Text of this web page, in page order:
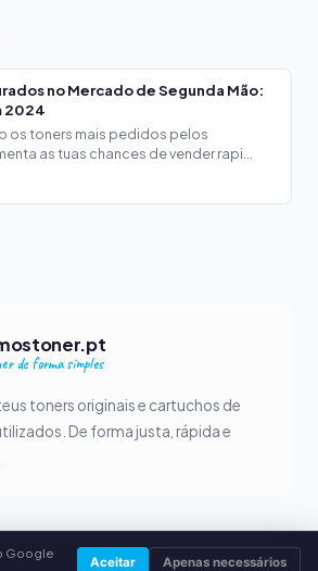
no Mercado de Segunda Mão:
2024
os toners mais pedidos pelos
as tuas chances de vender rapi...
de forma simples
toners originais e cartuchos de
De forma justa, rápida e
Google
Aceitar Apenas necessários